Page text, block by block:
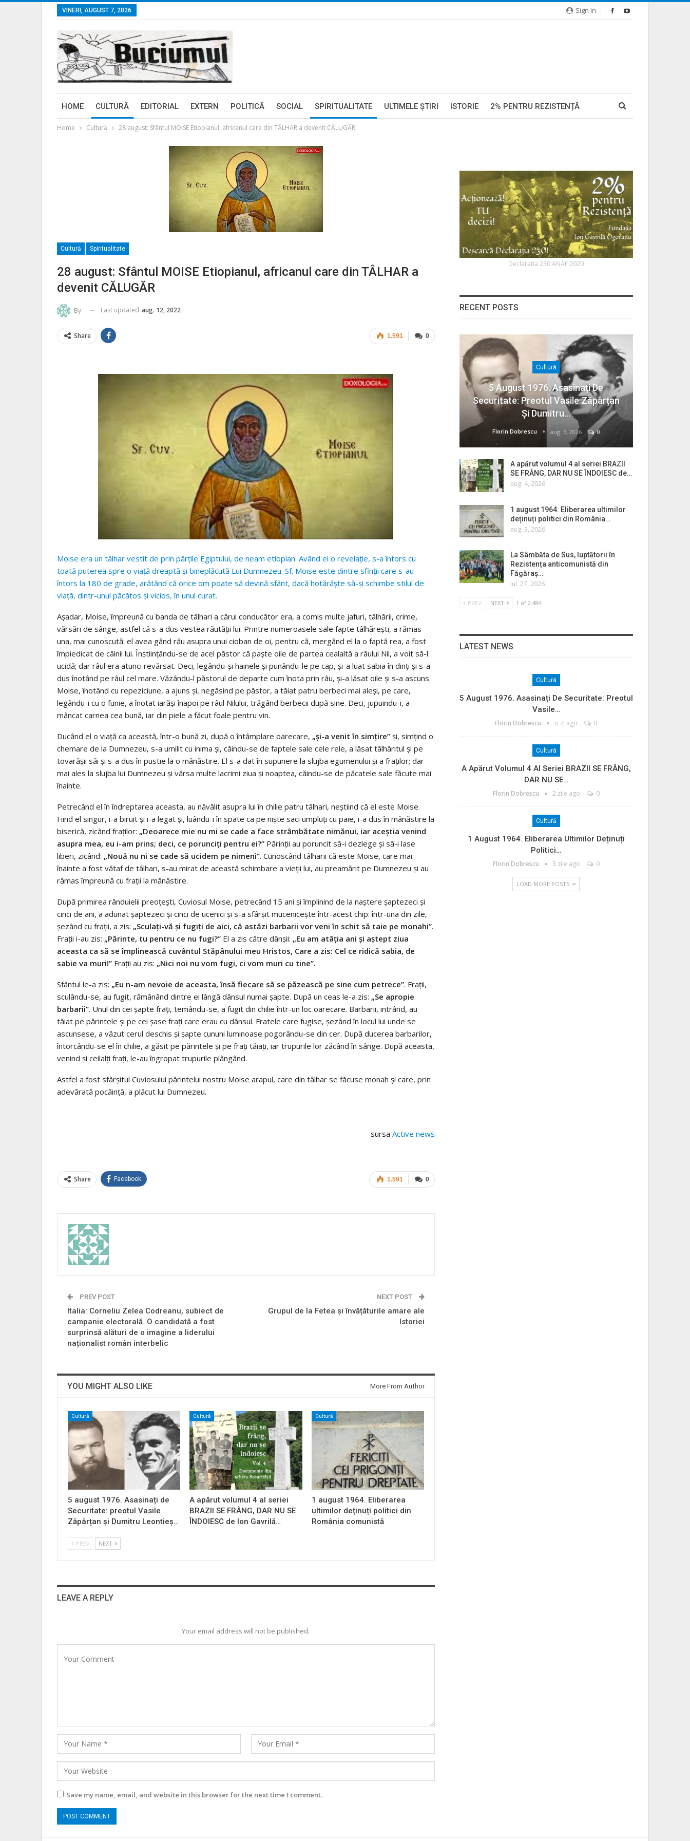
Sign In
VINERI, AUGUST 7, 2026
HOME CULTURĂ EDITORIAL EXTERN POLITICĂ SOCIAL SPIRITUALITATE ULTIMELE ŞTIRI ISTORIE 2% PENTRU REZISTENȚĂ
Home Cultură 28 august: Sfântul MOISE Etiopianul, africanul care din TÂLHAR a devenit CĂLUGĂR
Cultură Spiritualitate
28 august: Sfântul MOISE Etiopianul, africanul care din TÂLHAR a
devenit CĂLUGĂR
By Last updated aug. 12, 2022
0
1.591
Share
Moise era un tâlhar vestit de prin părțile Egiptului, de neam etiopian. Având el o revelație, s-a întors cu
toată puterea spre o viață dreaptă și bineplăcută Lui Dumnezeu. Sf. Moise este dintre sfinții care s-au
întors la 180 de grade, arătând că orice om poate să devină sfânt, dacă hotărăște să-și schimbe stilul de
viață, dintr-unul păcătos și vicios, în unul curat.
Așadar, Moise, împreună cu banda de tâlhari a cărui conducător era, a comis multe jafuri, tâlhării, crime,
vărsări de sânge, astfel că s-a dus vestea răutății lui. Printre numeroasele sale fapte tâlhărești, a rămas
una, mai cunoscută: el avea gând rău asupra unui cioban de oi, pentru că, mergând el la o faptă rea, a fost
împiedicat de câinii lui. Înștiințându-se de acel păstor că paște oile de partea cealaltă a râului Nil, a voit să-l
ucidă; dar râul era atunci revărsat. Deci, legându-și hainele și punându-le pe cap, și-a luat sabia în dinți și s-a
dus înotând pe râul cel mare. Văzându-l păstorul de departe cum înota prin râu, și-a lăsat oile și s-a ascuns.
Moise, înotând cu repeziciune, a ajuns și, negăsind pe păstor, a tăiat patru berbeci mai aleși, pe care,
legându-i cu o funie, a înotat iarăși înapoi pe râul Nilului, trăgând berbecii după sine. Deci, jupuindu-i, a
mâncat carnea cea bună, iar din piele a făcut foale pentru vin.
Ducând el o viață ca această, într-o bună zi, după o întâmplare oarecare, „și-a venit în simțire” și, simțind o
chemare de la Dumnezeu, s-a umilit cu inima și, căindu-se de faptele sale cele rele, a lăsat tâlhăritul și pe
tovarășii săi și s-a dus în pustie la o mânăstire. El s-a dat în supunere la slujba egumenului și a fraților; dar
mai ales la slujba lui Dumnezeu și vărsa multe lacrimi ziua și noaptea, căindu-se de păcatele sale făcute mai
înainte.
Petrecând el în îndreptarea aceasta, au năvălit asupra lui în chilie patru tâlhari, neștiind că el este Moise.
Fiind el singur, i-a biruit și i-a legat și, luându-i în spate ca pe niște saci umpluți cu paie, i-a dus în mânăstire la
biserică, zicând fraților: „Deoarece mie nu mi se cade a face strâmbătate nimănui, iar aceștia venind
asupra mea, eu i-am prins; deci, ce porunciți pentru ei?” Părinții au poruncit să-i dezlege și să-i lase
liberi, zicând: „Nouă nu ni se cade să ucidem pe nimeni”. Cunoscând tâlharii că este Moise, care mai
înainte a fost vătaf de tâlhari, s-au mirat de această schimbare a vieții lui, au preamărit pe Dumnezeu și au
rămas împreună cu frații la mănăstire.
După primirea rânduielii preoțești, Cuviosul Moise, petrecând 15 ani și împlinind de la naștere șaptezeci și
cinci de ani, a adunat șaptezeci și cinci de ucenici și s-a sfârșit mucenicește într-acest chip: într-una din zile,
șezând cu frații, a zis: „Sculați-vă și fugiți de aici, că astăzi barbarii vor veni în schit să taie pe monahi”.
Frații i-au zis: „Părinte, tu pentru ce nu fugi?” El a zis către dânșii: „Eu am atâția ani și aștept ziua
aceasta ca să se împlinească cuvântul Stăpânului meu Hristos, Care a zis: Cel ce ridică sabia, de
sabie va muri!” Frații au zis: „Nici noi nu vom fugi, ci vom muri cu tine”.
Sfântul le-a zis: „Eu n-am nevoie de aceasta, însă fiecare să se păzească pe sine cum petrece”. Frații,
sculându-se, au fugit, rămânând dintre ei lângă dânsul numai șapte. După un ceas le-a zis: „Se apropie
barbarii”. Unul din cei șapte frați, temându-se, a fugit din chilie într-un loc oarecare. Barbarii, intrând, au
tăiat pe părintele și pe cei șase frați care erau cu dânsul. Fratele care fugise, șezând în locul lui unde se
ascunsese, a văzut cerul deschis și șapte cununi luminoase pogorându-se din cer. După ducerea barbarilor,
întorcându-se el în chilie, a găsit pe părintele și pe frați tăiați, iar trupurile lor zăcând în sânge. După aceasta,
venind și ceilalți frați, le-au îngropat trupurile plângând.
Astfel a fost sfârșitul Cuviosului părintelui nostru Moise arapul, care din tâlhar se făcuse monah și care, prin
adevărată pocăință, a plăcut lui Dumnezeu.
sursa Active news
0
1.591
Share Facebook
PREV POST
Italia: Corneliu Zelea Codreanu, subiect de
campanie electorală. O candidată a fost
surprinsă alături de o imagine a liderului
naționalist român interbelic
NEXT POST
Grupul de la Fetea și învățăturile amare ale
Istoriei
YOU MIGHT ALSO LIKE More From Author
Cultură
5 august 1976. Asasinați de
Securitate: preotul Vasile
Zăpârțan și Dumitru Leontieș…
Cultură
A apărut volumul 4 al seriei
BRAZII SE FRÂNG, DAR NU SE
ÎNDOIESC de Ion Gavrilă…
Cultură
1 august 1964. Eliberarea
ultimilor deținuți politici din
România comunistă
PREV NEXT
LEAVE A REPLY
Your email address will not be published.
Save my name, email, and website in this browser for the next time I comment.
Declaratia 230 ANAF 2020
RECENT POSTS
Cultură
5 August 1976. Asasinați De
Securitate: Preotul Vasile Zăpârțan
Și Dumitru…
Florin Dobrescu aug. 5, 2026 0
A apărut volumul 4 al seriei BRAZII
SE FRÂNG, DAR NU SE ÎNDOIESC de…
aug. 4, 2026
1 august 1964. Eliberarea ultimilor
deținuți politici din România…
aug. 3, 2026
La Sâmbăta de Sus, luptătorii în
Rezistența anticomunistă din
Făgăraș…
iul. 27, 2026
PREV NEXT 1 of 2.484
LATEST NEWS
Cultură
5 August 1976. Asasinați De Securitate: Preotul
Vasile…
Florin Dobrescu o zi ago 0
Cultură
A Apărut Volumul 4 Al Seriei BRAZII SE FRÂNG,
DAR NU SE…
Florin Dobrescu 2 zile ago 0
Cultură
1 August 1964. Eliberarea Ultimilor Deținuți
Politici…
Florin Dobrescu 3 zile ago 0
LOAD MORE POSTS